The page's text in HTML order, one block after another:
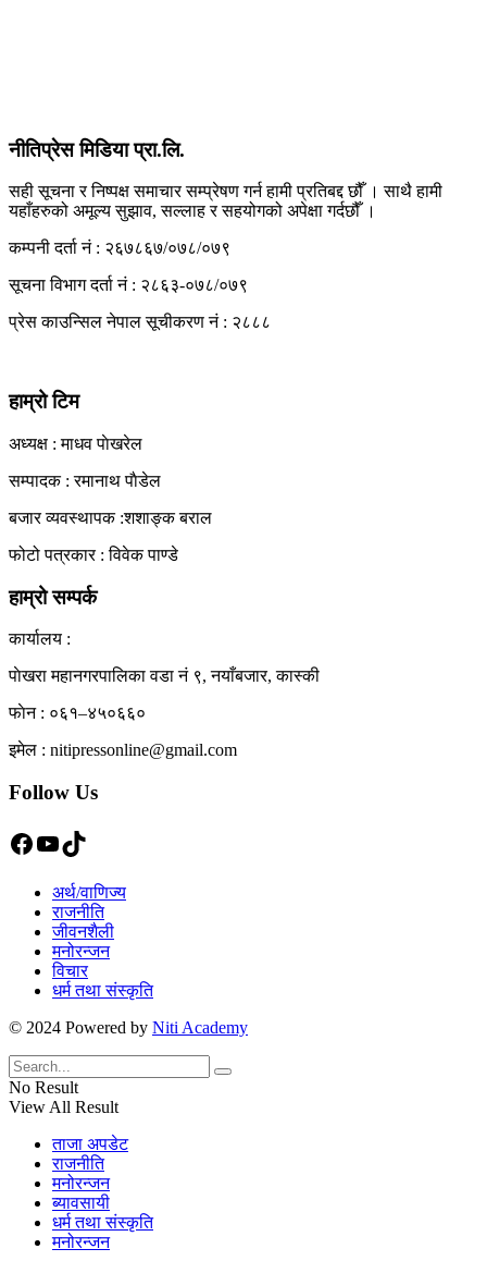
नीतिप्रेस मिडिया प्रा.लि.
सही सूचना र निष्पक्ष समाचार सम्प्रेषण गर्न हामी प्रतिबद्द छौँ । साथै हामी
यहाँहरुको अमूल्य सुझाव, सल्लाह र सहयोगको अपेक्षा गर्दछौँ ।
कम्पनी दर्ता नं : २६७८६७/०७८/०७९
सूचना विभाग दर्ता नं : २८६३-०७८/०७९
प्रेस काउन्सिल नेपाल सूचीकरण नं : २८८८
हाम्रो टिम
अध्यक्ष : माधव पाेखरेल
सम्पादक : रमानाथ पाैडेल
बजार व्यवस्थापक :शशाङ्क बराल
फोटो पत्रकार : विवेक पाण्डे
हाम्रो सम्पर्क
कार्यालय :
पाेखरा महानगरपालिका वडा नं ९, नयाँबजार, कास्की
फाेन : ०६१–४५०६६०
इमेल : nitipressonline@gmail.com
Follow Us
Facebook
YouTube
TikTok
अर्थ/वाणिज्य
राजनीति
जीवनशैली
मनोरन्जन
विचार
धर्म तथा संस्कृति
© 2024 Powered by Niti Academy
No Result
View All Result
ताजा अपडेट
राजनीति
मनोरन्जन
ब्यावसायी
धर्म तथा संस्कृति
मनोरन्जन